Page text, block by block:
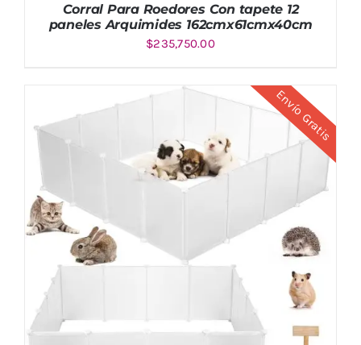
AÑADIR AL CARRITO DETALLES
Corral Para Roedores Con tapete 12
paneles Arquimides 162cmx61cmx40cm
$235,750.00
Envío Gratis